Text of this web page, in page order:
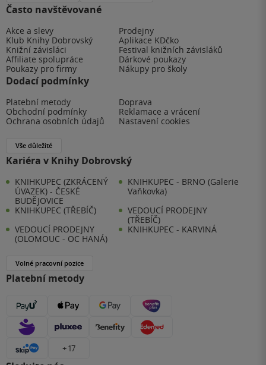
Často navštěvované
Akce a slevy
Prodejny
Klub Knihy Dobrovský
Aplikace KDčko
Knižní závisláci
Festival knižních závisláků
Affiliate spolupráce
Dárkové poukazy
Poukazy pro firmy
Nákupy pro školy
Dodací podmínky
Platební metody
Doprava
Obchodní podmínky
Reklamace a vrácení
Ochrana osobních údajů
Nastavení cookies
Vše důležité
Kariéra v Knihy Dobrovský
KNIHKUPEC (ZKRÁCENÝ
ÚVAZEK) - ČESKÉ
BUDĚJOVICE
KNIHKUPEC - BRNO (Galerie
Vaňkovka)
KNIHKUPEC (TŘEBÍČ)
VEDOUCÍ PRODEJNY
(TŘEBÍČ)
VEDOUCÍ PRODEJNY
(OLOMOUC - OC HANÁ)
KNIHKUPEC - KARVINÁ
Volné pracovní pozice
Platební metody
+ 17